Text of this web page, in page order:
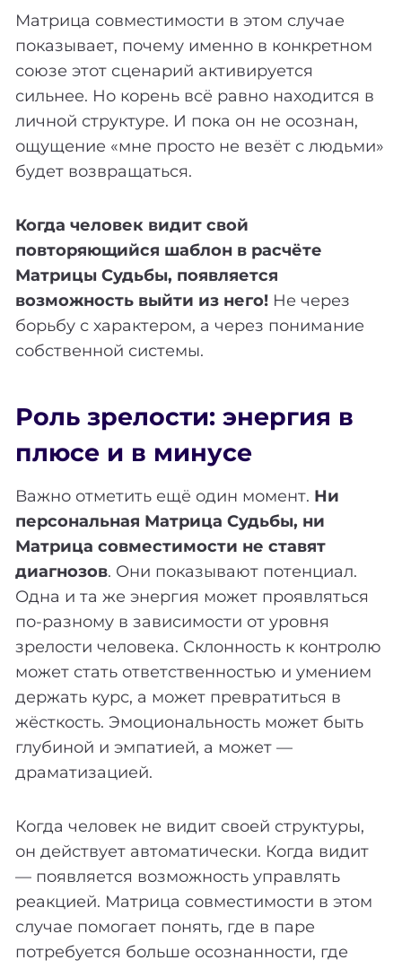
Матрица совместимости в этом случае
показывает, почему именно в конкретном
союзе этот сценарий активируется
сильнее. Но корень всё равно находится в
личной структуре. И пока он не осознан,
ощущение «мне просто не везёт с людьми»
будет возвращаться.
Когда человек видит свой
повторяющийся шаблон в расчёте
Матрицы Судьбы, появляется
возможность выйти из него! Не через
борьбу с характером, а через понимание
собственной системы.
Роль зрелости: энергия в
плюсе и в минусе
Важно отметить ещё один момент. Ни
персональная Матрица Судьбы, ни
Матрица совместимости не ставят
диагнозов. Они показывают потенциал.
Одна и та же энергия может проявляться
по-разному в зависимости от уровня
зрелости человека. Склонность к контролю
может стать ответственностью и умением
держать курс, а может превратиться в
жёсткость. Эмоциональность может быть
глубиной и эмпатией, а может —
драматизацией.
Когда человек не видит своей структуры,
он действует автоматически. Когда видит
— появляется возможность управлять
реакцией. Матрица совместимости в этом
случае помогает понять, где в паре
потребуется больше осознанности, где